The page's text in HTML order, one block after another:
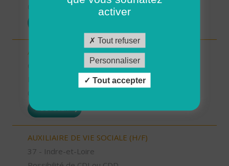
AIDE A DOMICILE (H/F)
64 - Pyrénées-Atlantiques
Possibilité de CDI ou CDD
POSTULER
AUXILIAIRE DE VIE SOCIALE (H/F)
37 - Indre-et-Loire
activer
Tout refuser
Personnaliser
Tout accepter